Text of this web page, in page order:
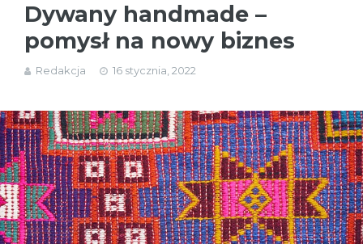
Dywany handmade –
pomysł na nowy biznes
Redakcja 16 stycznia, 2022